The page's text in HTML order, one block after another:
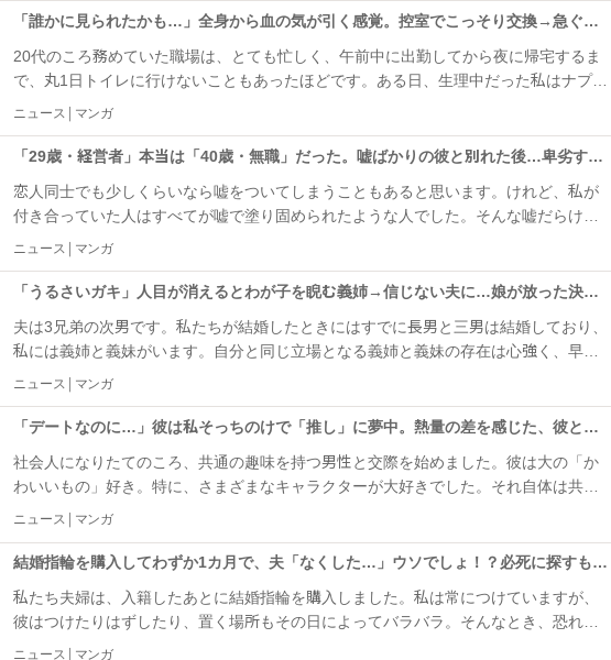
「誰かに見られたかも…」全身から血の気が引く感覚。控室でこっそり交換→急ぐあまり…私が片付け忘れたもの
20代のころ務めていた職場は、とても忙しく、午前中に出勤してから夜に帰宅するま
で、丸1日トイレに行けないこともあったほどです。ある日、生理中だった私はナプキ
ンを交換したかったのですが、なかなかトイレに行けず……。
ニュース | マンガ
「29歳・経営者」本当は「40歳・無職」だった。嘘ばかりの彼と別れた後…卑劣すぎる嫌がらせが
恋人同士でも少しくらいなら嘘をついてしまうこともあると思います。けれど、私が
付き合っていた人はすべてが嘘で塗り固められたような人でした。そんな嘘だらけだ
った彼とのエピソードをお話しします。
ニュース | マンガ
「うるさいガキ」人目が消えるとわが子を睨む義姉→信じない夫に…娘が放った決定的な一言
夫は3兄弟の次男です。私たちが結婚したときにはすでに長男と三男は結婚しており、
私には義姉と義妹がいます。自分と同じ立場となる義姉と義妹の存在は心強く、早く
仲良くなりたいという思いが強かったのですが……。
ニュース | マンガ
「デートなのに…」彼は私そっちのけで「推し」に夢中。熱量の差を感じた、彼との恋愛の結末
社会人になりたてのころ、共通の趣味を持つ男性と交際を始めました。彼は大の「か
わいいもの」好き。特に、さまざまなキャラクターが大好きでした。それ自体は共感
できましたし、一緒に楽しめていたのですが、彼の熱狂っぷりにだんだんとついてい
ニュース | マンガ
結婚指輪を購入してわずか1カ月で、夫「なくした…」ウソでしょ！？必死に探すも見つからず…
私たち夫婦は、入籍したあとに結婚指輪を購入しました。私は常につけていますが、
彼はつけたりはずしたり、置く場所もその日によってバラバラ。そんなとき、恐れて
いたことが……。
ニュース | マンガ